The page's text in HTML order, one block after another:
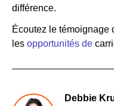
différence.
Écoutez le témoignage
les opportunités de
Debbie